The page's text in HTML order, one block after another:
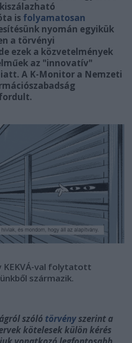
is folyamatosan
nyomán egyikük
a törvényi
ezek a közvetelmények
az "innovatív"
A K-Monitor a Nemzeti
KEKVÁ-val folytatott
származik.
szóló törvényszerint a
kötelesek külön kérés